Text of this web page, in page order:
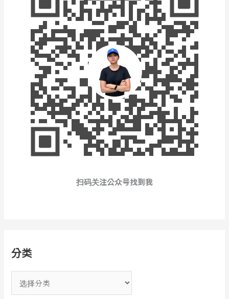
扫码关注公众号找到我
分类
类